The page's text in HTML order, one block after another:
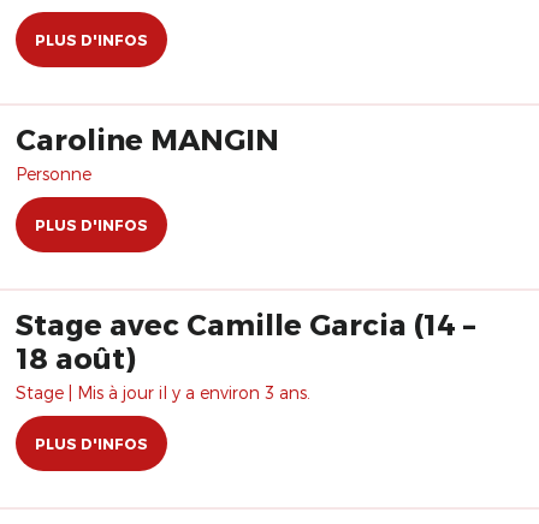
PLUS D'INFOS
Caroline MANGIN
Personne
PLUS D'INFOS
Stage avec Camille Garcia (14 –
18 août)
Stage | Mis à jour il y a environ 3 ans.
PLUS D'INFOS